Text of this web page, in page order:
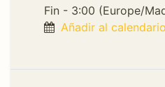
Fin - 3:00 (Europe/
Añadir al calendario